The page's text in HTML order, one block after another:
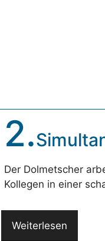
2.
Der Dolmetscher
Kollegen in einer
Weiterlesen